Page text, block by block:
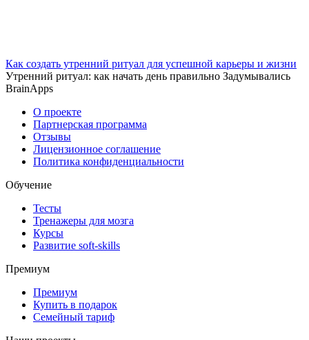
Как создать утренний ритуал для успешной карьеры и жизни
Утренний ритуал: как начать день правильно Задумывались
BrainApps
О проекте
Партнерская программа
Отзывы
Лицензионное соглашение
Политика конфиденциальности
Обучение
Тесты
Тренажеры для мозга
Курсы
Развитие soft-skills
Премиум
Премиум
Купить в подарок
Семейный тариф